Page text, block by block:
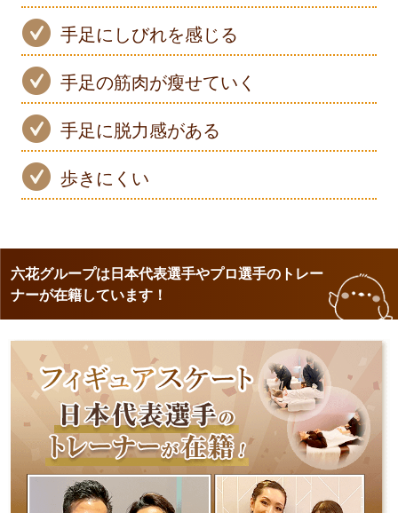
手足にしびれを感じる
手足の筋肉が瘦せていく
手足に脱力感がある
歩きにくい
六花グループは日本代表選手やプロ選手のトレー
ナーが在籍しています！